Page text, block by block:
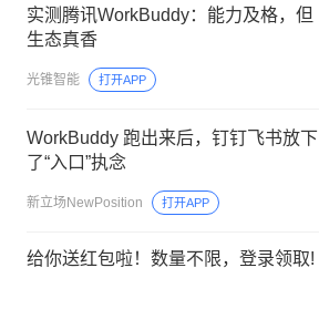
实测腾讯WorkBuddy：能力及格，但
生态真香
光锥智能 打开APP
WorkBuddy 跑出来后，钉钉飞书放下
了“入口”执念
新立场NewPosition 打开APP
给你送红包啦！数量不限，登录领取!